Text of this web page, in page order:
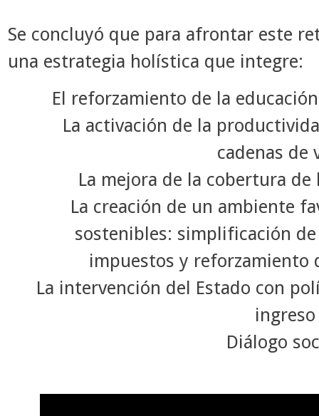
Se concluyó que para afrontar este
una estrategia holística que integre:
El reforzamiento de la
La activación de la
cadenas de
La mejora de la cobertura
La creación de un ambiente
sostenibles: simplificación
impuestos y reforzamiento
La intervención del Estado con
ingreso
Diálogo